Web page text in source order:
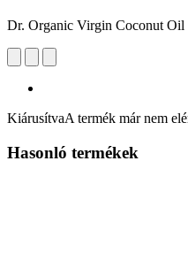
Dr. Organic Virgin Coconut Oil
KiárusítvaA termék már nem
Hasonló termékek